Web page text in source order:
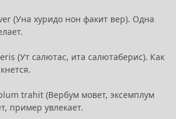
(Уна хуридо нон факит вер). Одна
(Ут салютас, ита салютаберис). Как
trahit (Вербум мовет, эксемплум
пример увлекает.